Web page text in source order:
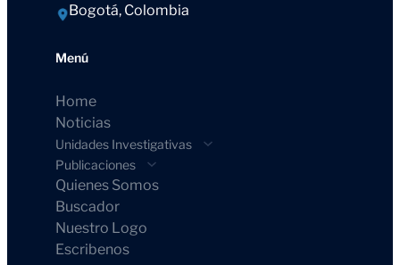
Bogotá, Colombia
Menú
Home
Noticias
Unidades Investigativas
Publicaciones
Quienes Somos
Buscador
Nuestro Logo
Escribenos